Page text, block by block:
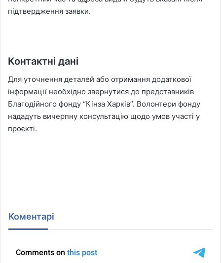
підтвердження заявки.
Контактні дані
Для уточнення деталей або отримання додаткової
інформації необхідно звернутися до представників
Благодійного фонду “Кінза Харків”. Волонтери фонду
нададуть вичерпну консультацію щодо умов участі у
проєкті.
Коментарі